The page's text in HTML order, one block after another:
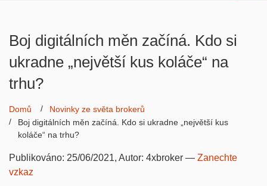
Boj digitálních měn začíná. Kdo si
ukradne „největší kus koláče“ na
trhu?
Domů
Novinky ze světa brokerů
Boj digitálních měn začíná. Kdo si ukradne „největší kus
koláče“ na trhu?
Publikováno: 25/06/2021, Autor: 4xbroker — Zanechte
vzkaz